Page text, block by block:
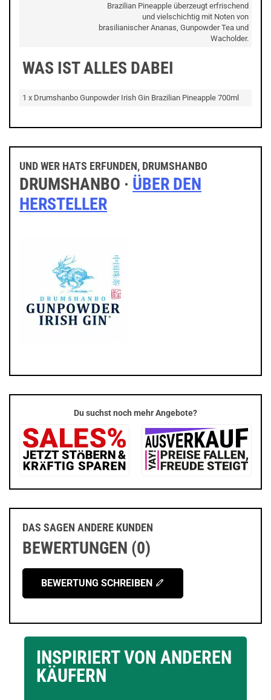
Brazilian Pineapple überzeugt erfrischend
und vielschichtig mit Noten von
brasilianischer Ananas, Gunpowder Tea und
Wacholder.
WAS IST ALLES DABEI
1 x Drumshanbo Gunpowder Irish Gin Brazilian Pineapple 700ml
UND WER HATS ERFUNDEN, DRUMSHANBO
DRUMSHANBO · ÜBER DEN
HERSTELLER
Du suchst noch mehr Angebote?
DAS SAGEN ANDERE KUNDEN
BEWERTUNGEN (0)
BEWERTUNG SCHREIBEN
INSPIRIERT VON ANDEREN
KÄUFERN